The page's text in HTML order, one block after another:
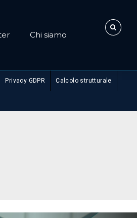
Chi siamo
Privacy GDPR Calcolo strutturale